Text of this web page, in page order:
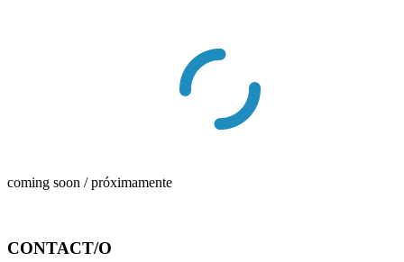
coming soon / próximamente
CONTACT/O